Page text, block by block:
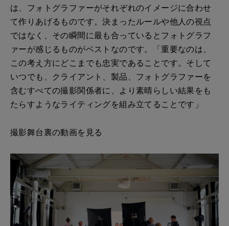
は、フォトグラファーがそれぞれのイメージに合わせ
て作りあげるものです。決まったルールや他人の視点
ではなく、その瞬間に最も合っているとフォトグラフ
ァーが感じるものがベストなのです。「重要なのは、
この考え方にどこまでも忠実であることです。そして
いつでも、クライアント、製品、フォトグラファーを
含むすべての撮影関係者に、より素晴らしい結果をも
たらすようなライティングを組み立てることです」
撮影舞台裏の動画を見る